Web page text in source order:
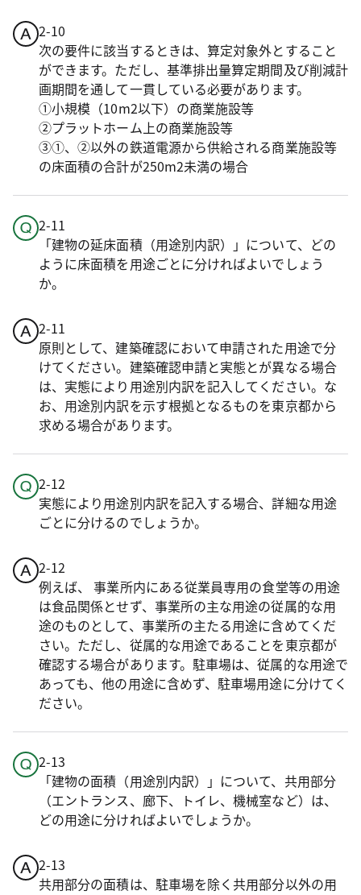
2-10
次の要件に該当するときは、算定対象外とすること
ができます。ただし、基準排出量算定期間及び削減計
画期間を通して一貫している必要があります。
①小規模（10m2以下）の商業施設等
②プラットホーム上の商業施設等
③①、②以外の鉄道電源から供給される商業施設等
の床面積の合計が250m2未満の場合
2-11
「建物の延床面積（用途別内訳）」について、どの
ように床面積を用途ごとに分ければよいでしょう
か。
2-11
原則として、建築確認において申請された用途で分
けてください。建築確認申請と実態とが異なる場合
は、実態により用途別内訳を記入してください。な
お、用途別内訳を示す根拠となるものを東京都から
求める場合があります。
2-12
実態により用途別内訳を記入する場合、詳細な用途
ごとに分けるのでしょうか。
2-12
例えば、 事業所内にある従業員専用の食堂等の用途
は食品関係とせず、事業所の主な用途の従属的な用
途のものとして、事業所の主たる用途に含めてくだ
さい。ただし、従属的な用途であることを東京都が
確認する場合があります。駐車場は、従属的な用途で
あっても、他の用途に含めず、駐車場用途に分けてく
ださい。
2-13
「建物の面積（用途別内訳）」について、共用部分
（エントランス、廊下、トイレ、機械室など）は、
どの用途に分ければよいでしょうか。
2-13
共用部分の面積は、駐車場を除く共用部分以外の用